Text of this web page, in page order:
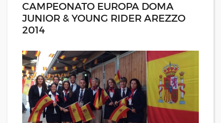
CAMPEONATO EUROPA DOMA
JUNIOR & YOUNG RIDER AREZZO
2014